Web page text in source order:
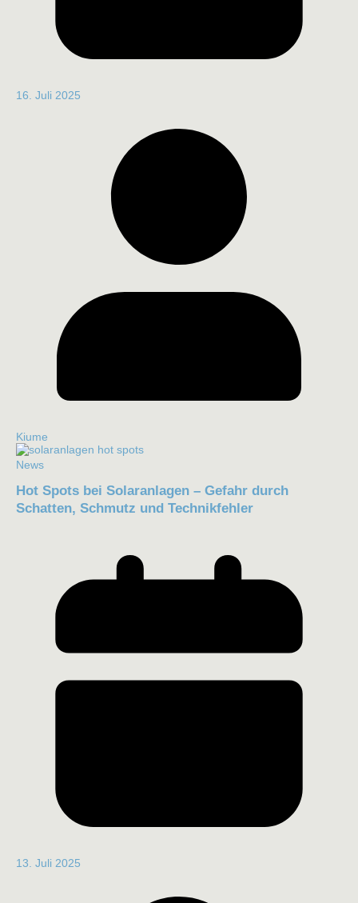
16. Juli 2025
Kiume
News
Hot Spots bei Solaranlagen – Gefahr durch
Schatten, Schmutz und Technikfehler
13. Juli 2025